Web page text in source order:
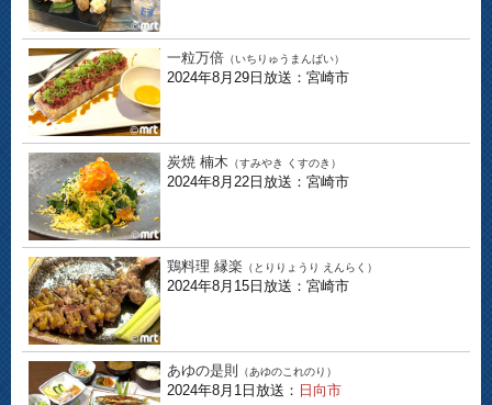
一粒万倍 （いちりゅうまんばい）
2024年8月29日放送：宮崎市
炭焼 楠木 （すみやき くすのき）
2024年8月22日放送：宮崎市
鶏料理 縁楽 （とりりょうり えんらく）
2024年8月15日放送：宮崎市
あゆの是則 （あゆのこれのり）
2024年8月1日放送： 日向市